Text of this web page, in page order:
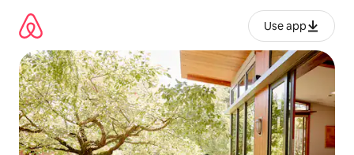
përmbajtja
Use app